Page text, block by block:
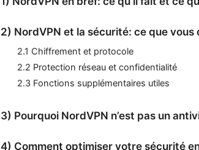
2) NordVPN et la sécurité: ce que
2.1 Chiffrement et protocole
2.2 Protection réseau et confidentialité
2.3 Fonctions supplémentaires utiles
3) Pourquoi NordVPN n’est pas un
4) Comment optimiser votre sécurité